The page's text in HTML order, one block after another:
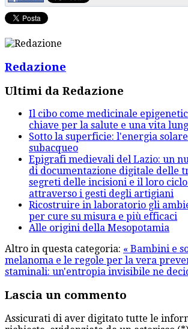
Redazione
Ultimi da Redazione
Il cibo come medicinale
chiave per la salute e una vita
Sotto la superficie: l'energia
subacqueo
Epigrafi medievali del Lazio: un
di documentazione digitale delle
segreti delle incisioni e il loro
attraverso i gesti degli artigiani
Ricostruire in laboratorio gli
per cure su misura e più efficaci
Alle origini della Mesopotamia
Altro in questa categoria: « Bambini e
melanoma e le regole per la vera
staminali: un'entropia invisibile ne
Lascia un commento
Assicurati di aver digitato tutte le